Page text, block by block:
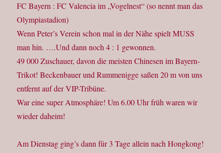
FC Bayern : FC Valencia im „Vogelnest“ (so nennt man das
Olympiastadion)
Wenn Peter’s Verein schon mal in der Nähe spielt MUSS
man hin. ….Und dann noch 4 : 1 gewonnen.
49 000 Zuschauer, davon die meisten Chinesen im Bayern-
Trikot! Beckenbauer und Rummenigge saßen 20 m von uns
entfernt auf der VIP-Tribüne.
War eine super Atmosphäre! Um 6.00 Uhr früh waren wir
wieder daheim!
Am Dienstag ging’s dann für 3 Tage allein nach Hongkong!